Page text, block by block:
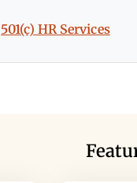
501(c) HR Services